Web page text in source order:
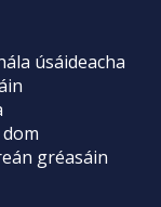
úsáideacha
gréasáin